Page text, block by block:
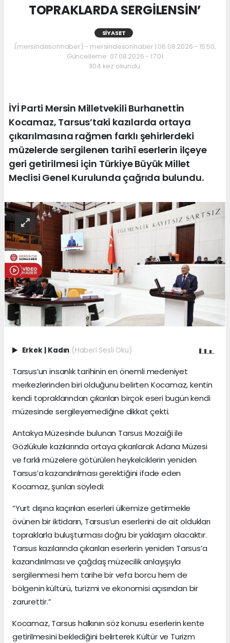
TOPRAKLARDA SERGİLENSİN’
SIYASET
(mersindesonhaber) - mersindesonhaber | 06.08.2026 - 15:50,
Güncelleme: 07.08.2026 - 17:01
1104 kez okundu.
İYİ Parti Mersin Milletvekili Burhanettin
Kocamaz, Tarsus’taki kazılarda ortaya
çıkarılmasına rağmen farklı şehirlerdeki
müzelerde sergilenen tarihî eserlerin ilçeye
geri getirilmesi için Türkiye Büyük Millet
Meclisi Genel Kurulunda çağrıda bulundu.
Erkek | Kadın (Haberi Sesli Oku)
Tarsus’un insanlık tarihinin en önemli medeniyet
merkezlerinden biri olduğunu belirten Kocamaz, kentin
kendi topraklarından çıkarılan birçok eseri bugün kendi
müzesinde sergileyemediğine dikkat çekti.
Antakya Müzesinde bulunan Tarsus Mozaiği ile
Gözlükule kazılarında ortaya çıkarılarak Adana Müzesi
ve farklı müzelere götürülen heykelciklerin yeniden
Tarsus’a kazandırılması gerektiğini ifade eden
Kocamaz, şunları söyledi:
“Yurt dışına kaçırılan eserleri ülkemize getirmekle
övünen bir iktidarın, Tarsus’un eserlerini de ait oldukları
topraklarla buluşturması doğru bir yaklaşım olacaktır.
Tarsus kazılarında çıkarılan eserlerin yeniden Tarsus’a
kazandırılması ve çağdaş müzecilik anlayışıyla
sergilenmesi hem tarihe bir vefa borcu hem de
bölgenin kültürü, turizmi ve ekonomisi açısından bir
zarurettir.”
Kocamaz, Tarsus halkının söz konusu eserlerin kente
getirilmesini beklediğini belirterek Kültür ve Turizm